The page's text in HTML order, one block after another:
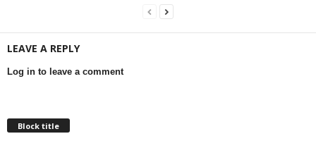
LEAVE A REPLY
Log in to leave a comment
Block title